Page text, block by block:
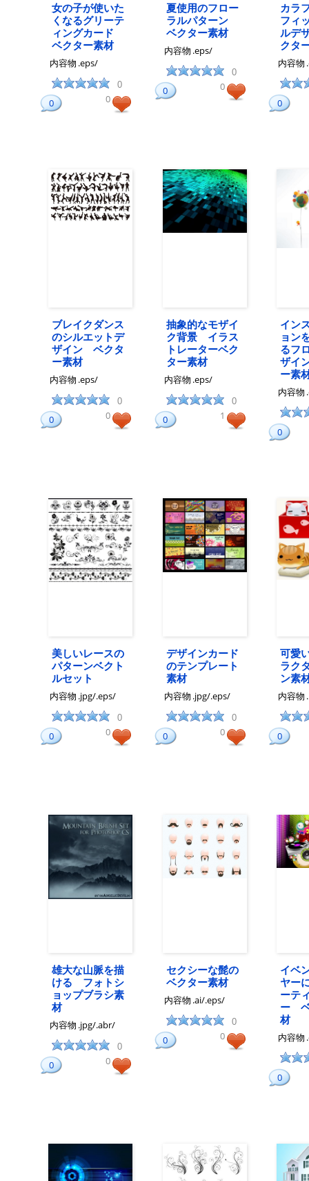
女の子が使いた
くなるグリーテ
ィングカード
ベクター素材
内容物 .eps/
0
0 0
夏使用のフロー
ラルパターン
ベクター素材
内容物 .eps/
0
0 0
カラ
フィ
ルデ
クタ
内容物
0
ブレイクダンス
のシルエットデ
ザイン ベクタ
ー素材
内容物 .eps/
0
0 0
抽象的なモザイ
ク背景 イラス
トレーターベク
ター素材
内容物 .eps/
0
0 1
イン
ョン
るフ
ザイ
ー素
内容物
0
美しいレースの
パターンベクト
ルセット
内容物 .jpg/.eps/
0
0 0
デザインカード
のテンプレート
素材
内容物 .jpg/.eps/
0
0 0
可愛
ラク
ン素
内容物
0
雄大な山脈を描
ける フォトシ
ョップブラシ素
材
内容物 .jpg/.abr/
0
0 0
セクシーな髭の
ベクター素材
内容物 .ai/.eps/
0
0 0
イベ
ヤー
ーテ
ー
材
内容物
0